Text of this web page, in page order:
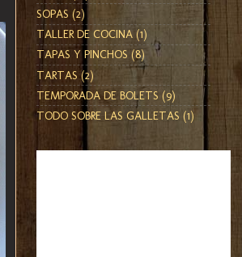
SOPAS (2)
TALLER DE COCINA (1)
TAPAS Y PINCHOS (8)
TARTAS (2)
TEMPORADA DE BOLETS (9)
TODO SOBRE LAS GALLETAS (1)